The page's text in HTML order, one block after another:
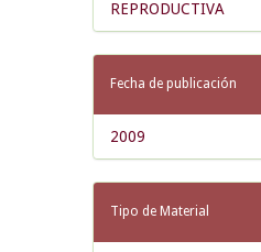
REPRODUCTIVA
Fecha de publicación
2009
Tipo de Material